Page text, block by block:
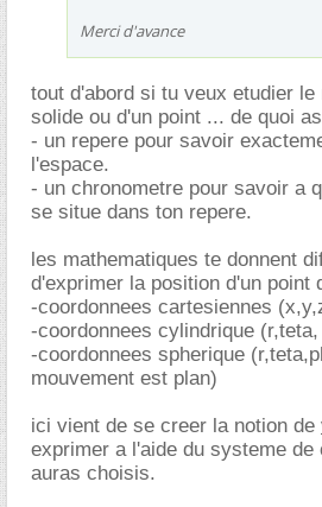
Merci d'avance
tout d'abord si tu veux etudier le
solide ou d'un point ... de quoi
- un repere pour savoir
l'espace.
- un chronometre pour savoir a
se situe dans ton repere.
les mathematiques te donnent
d'exprimer la position d'un point
-coordonnees cartesiennes
-coordonnees cylindrique
-coordonnees spherique
mouvement est plan)
ici vient de se creer la notion de
exprimer a l'aide du systeme de
auras choisis.